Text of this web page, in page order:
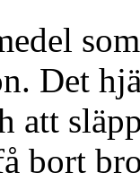
Det
att
bort